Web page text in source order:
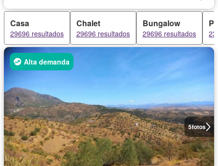
Casa
29696 resultados
Chalet
29696 resultados
Bungalow
29696 resultados
5fotos
Alta demanda